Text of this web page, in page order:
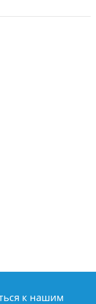
к нашим